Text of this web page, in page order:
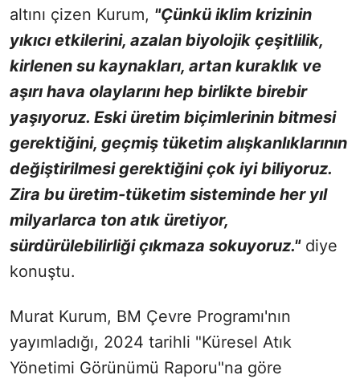
altını çizen Kurum, "Çünkü iklim krizinin
yıkıcı etkilerini, azalan biyolojik çeşitlilik,
kirlenen su kaynakları, artan kuraklık ve
aşırı hava olaylarını hep birlikte birebir
yaşıyoruz. Eski üretim biçimlerinin bitmesi
gerektiğini, geçmiş tüketim alışkanlıklarının
değiştirilmesi gerektiğini çok iyi biliyoruz.
Zira bu üretim-tüketim sisteminde her yıl
milyarlarca ton atık üretiyor,
sürdürülebilirliği çıkmaza sokuyoruz."diye
konuştu.
Murat Kurum, BM Çevre Programı'nın
yayımladığı, 2024 tarihli "Küresel Atık
Yönetimi Görünümü Raporu"na göre